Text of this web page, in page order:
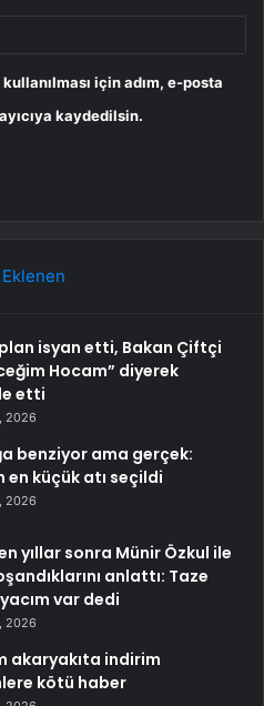
için adım, e-posta
kaydedilsin.
isyan etti, Bakan Çiftçi
Hocam” diyerek
etti
2026
benziyor ama gerçek:
en küçük atı seçildi
2026
yıllar sonra Münir Özkul ile
anlattı: Taze
var dedi
2026
akaryakıta indirim
kötü haber